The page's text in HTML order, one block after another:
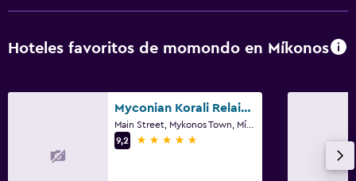
Hoteles favoritos de momondo en Míkonos
Myconian Korali Relais & Chateaux
9,2
5 estrellas